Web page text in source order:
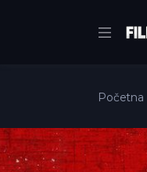
Početna